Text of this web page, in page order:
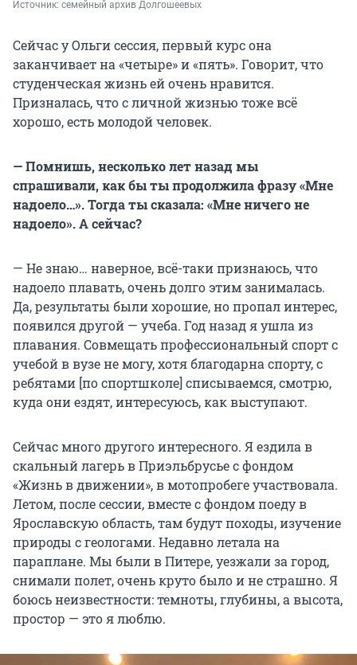
Источник: семейный архив Долгошеевых
Сейчас у Ольги сессия, первый курс она
заканчивает на «четыре» и «пять». Говорит, что
студенческая жизнь ей очень нравится.
Призналась, что с личной жизнью тоже всё
хорошо, есть молодой человек.
— Помнишь, несколько лет назад мы
спрашивали, как бы ты продолжила фразу «Мне
надоело…». Тогда ты сказала: «Мне ничего не
надоело». А сейчас?
— Не знаю… наверное, всё-таки признаюсь, что
надоело плавать, очень долго этим занималась.
Да, результаты были хорошие, но пропал интерес,
появился другой — учеба. Год назад я ушла из
плавания. Совмещать профессиональный спорт с
учебой в вузе не могу, хотя благодарна спорту, с
ребятами [по спортшколе] списываемся, смотрю,
куда они ездят, интересуюсь, как выступают.
Сейчас много другого интересного. Я ездила в
скальный лагерь в Приэльбрусье с фондом
«Жизнь в движении», в мотопробеге участвовала.
Летом, после сессии, вместе с фондом поеду в
Ярославскую область, там будут походы, изучение
природы с геологами. Недавно летала на
параплане. Мы были в Питере, уезжали за город,
снимали полет, очень круто было и не страшно. Я
боюсь неизвестности: темноты, глубины, а высота,
простор — это я люблю.